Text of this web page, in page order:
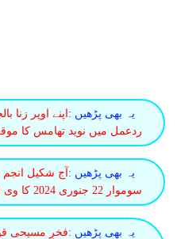
یہ بھی پڑھیں : اپنے اوپر زنا
ردعمل میں نوید تھامس کا
یہ بھی پڑھیں : آج شکیل
سوموار 22 جنوری 2024 کا وی لاگ
یہ بھی پڑھیں :فخرِ مسیحی